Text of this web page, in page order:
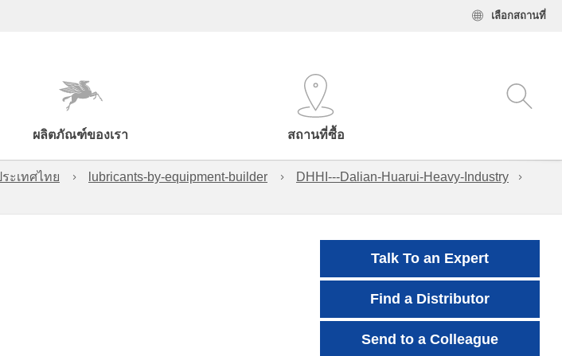
เลือกสถานที่
ผลิตภัณฑ์ของเรา สถานที่ซื้อ
ะเทศไทย lubricants-by-equipment-builder
DHHI---Dalian-Huarui-Heavy-Industry
Talk To an Expert
Find a Distributor
Send to a Colleague